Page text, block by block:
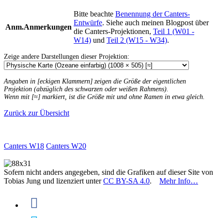
Anm.Anmerkungen
Bitte beachte Benennung der Canters-
Entwürfe. Siehe auch meinen Blogpost über
die Canters-Projektionen, Teil 1 (W01 -
W14) und Teil 2 (W15 - W34).
Zeige andere Darstellungen dieser Projektion:
Angaben in [eckigen Klammern] zeigen die Größe der eigentlichen
Projektion (abzüglich des schwarzen oder weißen Rahmens).
Wenn mit [≈] markiert, ist die Größe mit und ohne Ramen in etwa gleich.
Zurück zur Übersicht
Canters W18 Canters W20
Sofern nicht anders angegeben, sind die Grafiken auf dieser Site von
Tobias Jung und lizenziert unterCC BY-SA 4.0. Mehr Info…